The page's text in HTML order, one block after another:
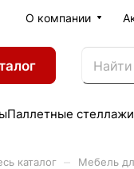
О компании
Паллетные стеллажи
каталог Мебель